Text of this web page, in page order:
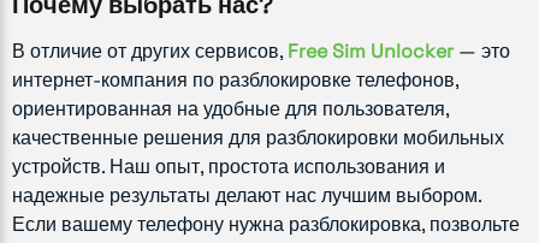
В отличие от других сервисов, Free Sim Unlocker— это
интернет-компания по разблокировке телефонов,
ориентированная на удобные для пользователя,
качественные решения для разблокировки мобильных
устройств. Наш опыт, простота использования и
надежные результаты делают нас лучшим выбором.
Если вашему телефону нужна разблокировка, позвольте